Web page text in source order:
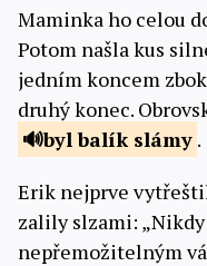
Maminka ho celou
Potom našla kus
jedním koncem
druhý konec.
byl balík slámy .
Erik nejprve
zalily slzami:
nepřemožitelným